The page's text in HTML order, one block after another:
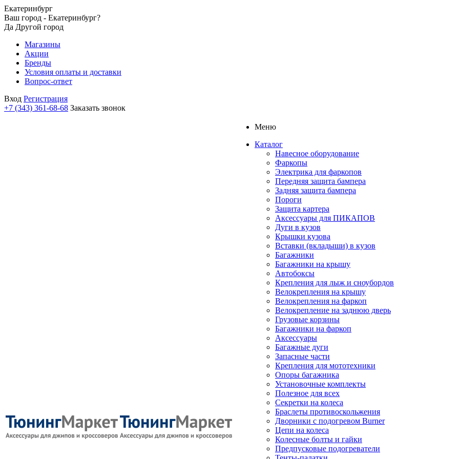
Екатеринбург
Ваш город - Екатеринбург?
Да Другой город
Магазины
Акции
Бренды
Условия оплаты и доставки
Вопрос-ответ
Вход Регистрация
+7 (343) 361-68-68 Заказать звонок
Меню
Каталог
Навесное оборудование
Фаркопы
Электрика для фаркопов
Передняя защита бампера
Задняя защита бампера
Пороги
Защита картера
Аксессуары для ПИКАПОВ
Дуги в кузов
Крышки кузова
Вставки (вкладыши) в кузов
Багажники
Багажники на крышу
Автобоксы
Крепления для лыж и сноубордов
Велокрепления на крышу
Велокрепления на фаркоп
Велокрепление на заднюю дверь
Грузовые корзины
Багажники на фаркоп
Аксессуары
Багажные дуги
Запасные части
Крепления для мототехники
Опоры багажника
Установочные комплекты
Полезное для всех
Секретки на колеса
Браслеты противоскольжения
Дворники с подогревом Burner
Цепи на колеса
Колесные болты и гайки
Предпусковые подогреватели